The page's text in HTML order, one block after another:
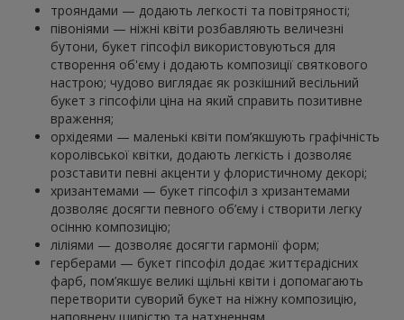
трояндами — додають легкості та повітряності;
півоніями — ніжні квіти розбавляють величезні
бутони, букет гіпсофіл використовуються для
створення об'єму і додають композиції святкового
настрою; чудово виглядає як розкішний весільний
букет з гіпсофіли ціна на який справить позитивне
враження;
орхідеями — маленькі квіти пом’якшують графічність
королівської квітки, додають легкість і дозволяє
розставити певні акценти у флористичному декорі;
хризантемами — букет гіпсофіл з хризантемами
дозволяє досягти певного об’єму і створити легку
осінню композицію;
ліліями — дозволяє досягти гармонії форм;
герберами — букет гіпсофіл додає життєрадісних
фарб, пом’якшує великі щільні квіти і допомагають
перетворити суворий букет на ніжну композицію,
наповнену щирістю та натхненням.